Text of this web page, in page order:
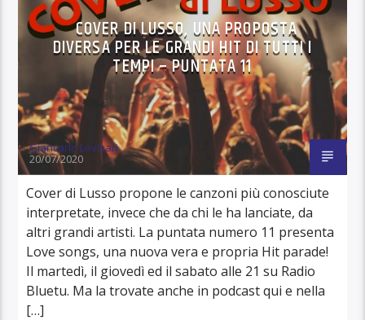
COVER DI LUSSO, UNA PROPOSTA
DIVERSA PER LE GRANDI HIT DI TUTTI I
TEMPI – PUNTATA 11
Giancarlo Lovisari
20/07/2020
Cover di Lusso propone le canzoni più conosciute
interpretate, invece che da chi le ha lanciate, da
altri grandi artisti. La puntata numero 11 presenta
Love songs, una nuova vera e propria Hit parade!
Il martedì, il giovedì ed il sabato alle 21 su Radio
Bluetu. Ma la trovate anche in podcast qui e nella
[…]